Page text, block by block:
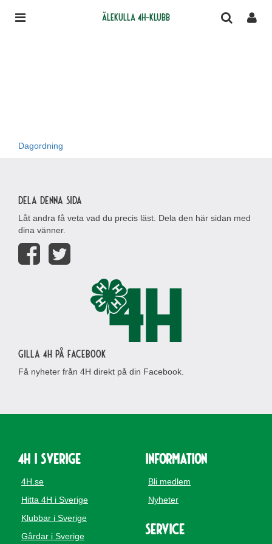
Älekulla 4H-klubb
Dagordning
Dela denna sida
Låt andra få veta vad du precis läst. Dela den här sidan med
dina vänner.
Gilla 4H på Facebook
Få nyheter från 4H direkt på din Facebook.
4H i Sverige
4H.se
Hitta 4H i Sverige
Klubbar i Sverige
Gårdar i Sverige
Information
Bli medlem
Nyheter
Service